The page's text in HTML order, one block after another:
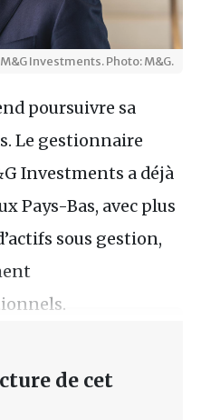
Investments. Photo: M&G.
poursuivre sa
Le gestionnaire
Investments a déjà
Pays-Bas, avec plus
sous gestion,
de cet